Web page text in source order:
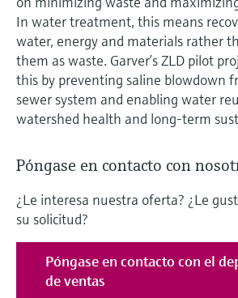
In water treatment, this means
water, energy and materials rather
them as waste. Garver’s ZLD pilot
this by preventing saline blowdown
sewer system and enabling water
watershed health and long-term
Póngase en contacto con
¿Le interesa nuestra oferta? ¿Le
su solicitud?
Póngase en contacto con el
de ventas